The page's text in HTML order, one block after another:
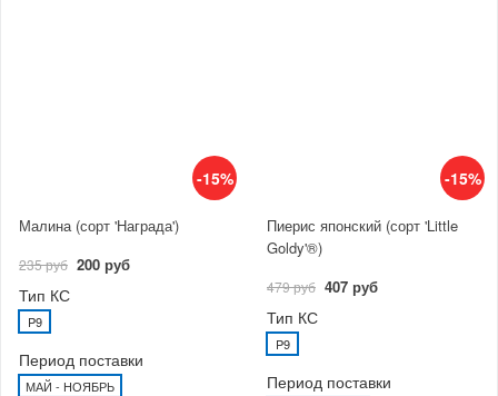
-15%
Малина (сорт 'Награда')
235 руб 200 руб
Тип КС
P9
Период поставки
МАЙ - НОЯБРЬ
-15%
Пиерис японский (сорт 'Little
Goldy'®)
479 руб 407 руб
Тип КС
P9
Период поставки